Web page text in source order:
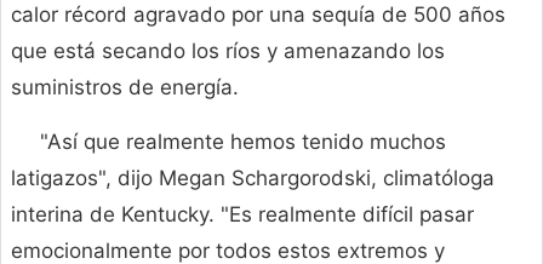
calor récord agravado por una sequía de 500 años
que está secando los ríos y amenazando los
suministros de energía.
"Así que realmente hemos tenido muchos
latigazos", dijo Megan Schargorodski, climatóloga
interina de Kentucky. "Es realmente difícil pasar
emocionalmente por todos estos extremos y